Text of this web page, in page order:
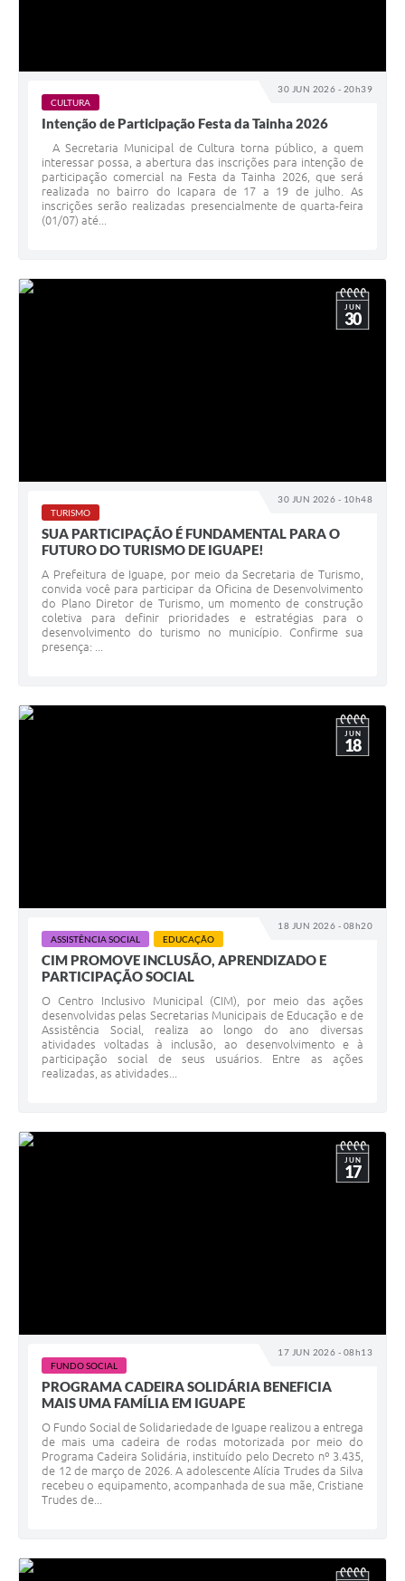
30 JUN 2026 - 20h39
CULTURA
Intenção de Participação Festa da Tainha 2026
A Secretaria Municipal de Cultura torna público, a quem
interessar possa, a abertura das inscrições para intenção de
participação comercial na Festa da Tainha 2026, que será
realizada no bairro do Icapara de 17 a 19 de julho. As
inscrições serão realizadas presencialmente de quarta-feira
(01/07) até...
30 JUN 2026 - 10h48
JUN
30
TURISMO
SUA PARTICIPAÇÃO É FUNDAMENTAL PARA O
FUTURO DO TURISMO DE IGUAPE!
A Prefeitura de Iguape, por meio da Secretaria de Turismo,
convida você para participar da Oficina de Desenvolvimento
do Plano Diretor de Turismo, um momento de construção
coletiva para definir prioridades e estratégias para o
desenvolvimento do turismo no município. Confirme sua
presença: ...
18 JUN 2026 - 08h20
JUN
18
ASSISTÊNCIA SOCIAL EDUCAÇÃO
CIM PROMOVE INCLUSÃO, APRENDIZADO E
PARTICIPAÇÃO SOCIAL
O Centro Inclusivo Municipal (CIM), por meio das ações
desenvolvidas pelas Secretarias Municipais de Educação e de
Assistência Social, realiza ao longo do ano diversas
atividades voltadas à inclusão, ao desenvolvimento e à
participação social de seus usuários. Entre as ações
realizadas, as atividades...
17 JUN 2026 - 08h13
JUN
17
FUNDO SOCIAL
PROGRAMA CADEIRA SOLIDÁRIA BENEFICIA
MAIS UMA FAMÍLIA EM IGUAPE
O Fundo Social de Solidariedade de Iguape realizou a entrega
de mais uma cadeira de rodas motorizada por meio do
Programa Cadeira Solidária, instituído pelo Decreto nº 3.435,
de 12 de março de 2026. A adolescente Alícia Trudes da Silva
recebeu o equipamento, acompanhada de sua mãe, Cristiane
Trudes de...